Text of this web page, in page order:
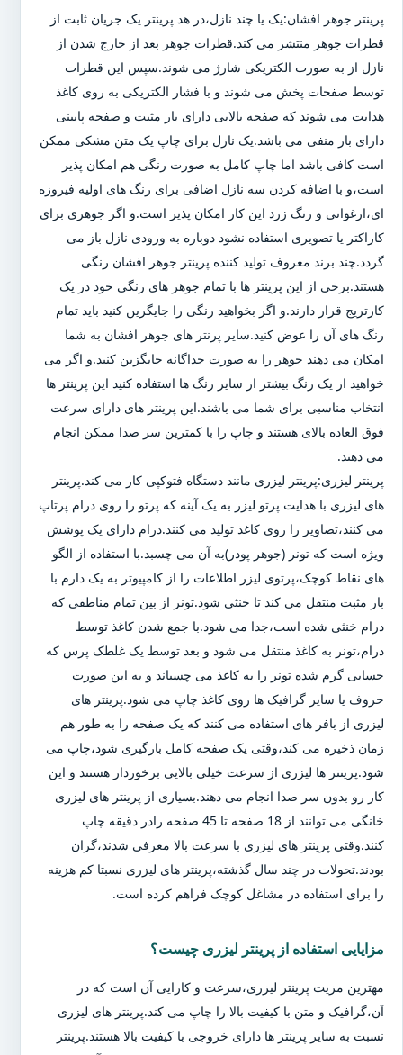
پرینتر جوهر افشان:یک یا چند نازل،در هد پرینتر یک جریان ثابت از
قطرات جوهر منتشر می کند.قطرات جوهر بعد از خارج شدن از
نازل از به صورت الکتریکی شارژ می شوند.سپس این قطرات
توسط صفحات پخش می شوند و با فشار الکتریکی به روی کاغذ
هدایت می شوند که صفحه بالایی دارای بار مثبت و صفحه پایینی
دارای بار منفی می باشد.یک نازل برای چاپ یک متن مشکی ممکن
است کافی باشد اما چاپ کامل به صورت رنگی هم امکان پذیر
است،و با اضافه کردن سه نازل اضافی برای رنگ های اولیه فیروزه
ای،ارغوانی و رنگ زرد این کار امکان پذیر است.و اگر جوهری برای
کاراکتر یا تصویری استفاده نشود دوباره به ورودی نازل باز می
گردد.چند برند معروف تولید کننده پرینتر جوهر افشان رنگی
هستند.برخی از این پرینتر ها با تمام جوهر های رنگی خود در یک
کارتریج قرار دارند.و اگر بخواهید رنگی را جایگرین کنید باید تمام
رنگ های آن را عوض کنید.سایر پرنتر های جوهر افشان به شما
امکان می دهند جوهر را به صورت جداگانه جایگزین کنید.و اگر می
خواهید از یک رنگ بیشتر از سایر رنگ ها استفاده کنید این پرینتر ها
انتخاب مناسبی برای شما می باشند.این پرینتر های دارای سرعت
فوق العاده بالای هستند و چاپ را با کمترین سر صدا ممکن انجام
می دهند.
پرینتر لیزری:پرینتر لیزری مانند دستگاه فتوکپی کار می کند.پرینتر
های لیزری با هدایت پرتو لیزر به یک آینه که پرتو را روی درام پرتاپ
می کنند،تصاویر را روی کاغذ تولید می کنند.درام دارای یک پوشش
ویژه است که تونر (جوهر پودر)به آن می چسبد.با استفاده از الگو
های نقاط کوچک،پرتوی لیزر اطلاعات را از کامپیوتر به یک دارم با
بار مثبت منتقل می کند تا خنثی شود.تونر از بین تمام مناطقی که
درام خنثی شده است،جدا می شود.با جمع شدن کاغذ توسط
درام،تونر به کاغذ منتقل می شود و بعد توسط یک غلطک پرس که
حسابی گرم شده تونر را به کاغذ می چسباند و به این صورت
حروف یا سایر گرافیک ها روی کاغذ چاپ می شود.پرینتر های
لیزری از بافر های استفاده می کنند که یک صفحه را به طور هم
زمان ذخیره می کند،وقتی یک صفحه کامل بارگیری شود،چاپ می
شود.پرینتر ها لیزری از سرعت خیلی بالایی برخوردار هستند و این
کار رو بدون سر صدا انجام می دهند.بسیاری از پرینتر های لیزری
خانگی می توانند از 18 صفحه تا 45 صفحه رادر دقیقه چاپ
کنند.وقتی پرینتر های لیزری با سرعت بالا معرفی شدند،گران
بودند.تحولات در چند سال گذشته،پرینتر های لیزری نسبتا کم هزینه
را برای استفاده در مشاغل کوچک فراهم کرده است.
مزایایی استفاده از پرینتر لیزری چیست؟
مهترین مزیت پرینتر لیزری،سرعت و کارایی آن است که در
آن،گرافیک و متن با کیفیت بالا را چاپ می کند.پرینتر های لیزری
نسبت به سایر پرینتر ها دارای خروجی با کیفیت بالا هستند.پرینتر